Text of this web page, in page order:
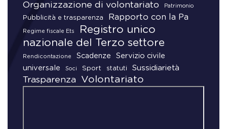
Organizzazione di volontariato Patrimonio
Pubblicità e trasparenza Rapporto con la Pa
Regime fiscale Ets
Registro unico
nazionale del Terzo settore
Rendicontazione Scadenze
Servizio civile
universale
Soci Sport statuti Sussidiarietà
Trasparenza Volontariato